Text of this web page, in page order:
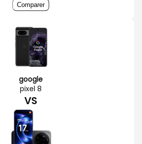
Comparer
google
pixel 8
VS